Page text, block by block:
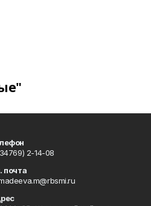
2-14-08
почта